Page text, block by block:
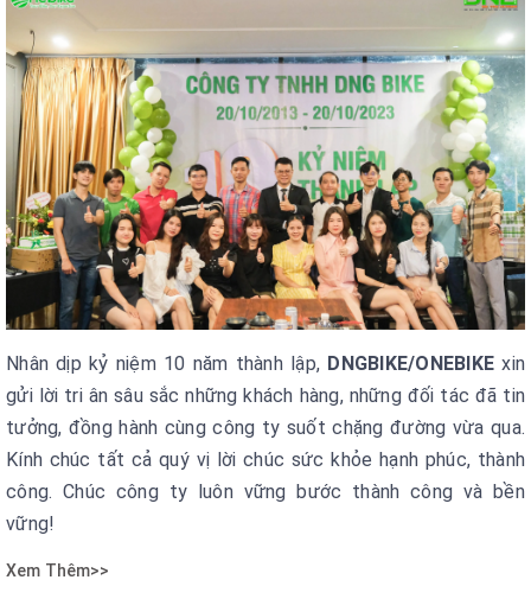
Nhân dịp kỷ niệm 10 năm thành lập, DNGBIKE/ONEBIKExin
gửi lời tri ân sâu sắc những khách hàng, những đối tác đã tin
tưởng, đồng hành cùng công ty suốt chặng đường vừa qua.
Kính chúc tất cả quý vị lời chúc sức khỏe hạnh phúc, thành
công. Chúc công ty luôn vững bước thành công và bền
vững!
Xem Thêm>>